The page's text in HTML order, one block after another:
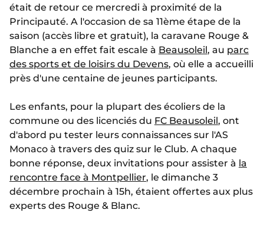
était de retour ce mercredi à proximité de la
Principauté. A l'occasion de sa 11ème étape de la
saison (accès libre et gratuit), la caravane Rouge &
Blanche a en effet fait escale à Beausoleil, au parc
des sports et de loisirs du Devens, où elle a accueilli
près d'une centaine de jeunes participants.
Les enfants, pour la plupart des écoliers de la
commune ou des licenciés du FC Beausoleil, ont
d'abord pu tester leurs connaissances sur l'AS
Monaco à travers des quiz sur le Club. A chaque
bonne réponse, deux invitations pour assister à la
rencontre face à Montpellier, le dimanche 3
décembre prochain à 15h, étaient offertes aux plus
experts des Rouge & Blanc.